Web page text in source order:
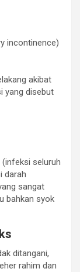
incontinence)
akibat
yang disebut
(infeksi seluruh
darah
sangat
bahkan syok
ditangani,
rahim dan